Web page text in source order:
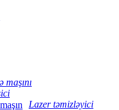
maşını
Lazer təmizləyici